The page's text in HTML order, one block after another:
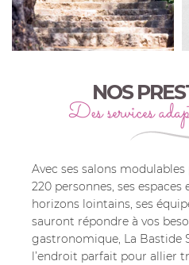
NOS
Des services
Avec ses salons
220 personnes, ses
horizons lointains, ses
sauront répondre à vos
gastronomique, La Bastide
l’endroit parfait pour allier